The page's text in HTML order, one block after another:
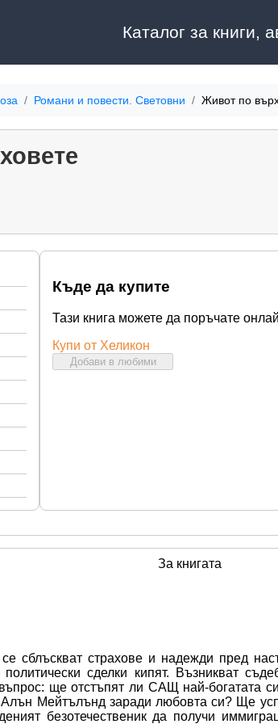
Каталог за книги,
Романи и повести. Световни Живот по
Къде да купите
Тази книга можете да поръчате
Купи от Хеликон
Добави в любими
За книгата
сблъскват страхове и надежди пред
сделки кипят. Възникват
ще отстъпят ли САЩ най-богатата
Мейтълънд заради любовта си? Ще
безотечественик да получи